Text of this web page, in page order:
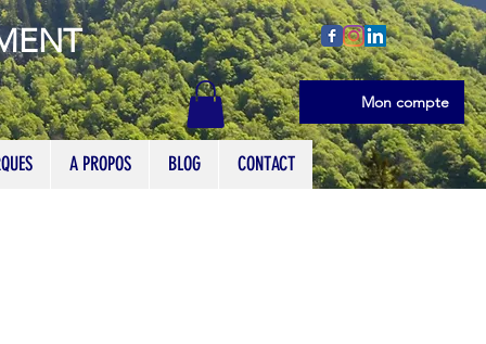
A PROPOS BLOG CONTACT
Mon compte
Se connecter